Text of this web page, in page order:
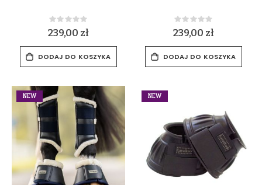
Rating:
0%
239,00 zł
DODAJ DO KOSZYKA
Rating:
0%
239,00 zł
DODAJ DO KOSZYKA
NEW NEW